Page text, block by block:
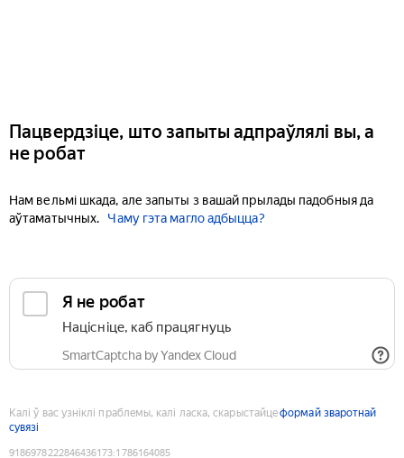
Пацвердзіце, што запыты адпраўлялі вы, а
не робат
Нам вельмі шкада, але запыты з вашай прылады падобныя да
аўтаматычных.
Чаму гэта магло адбыцца?
Я не робат
Націсніце, каб працягнуць
SmartCaptcha by Yandex Cloud
Калі ў вас узніклі праблемы, калі ласка, скарыстайцеформай зваротнай
сувязі
9186978222846436173:1786164085